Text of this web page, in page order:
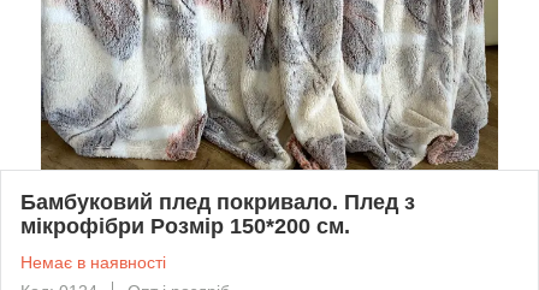
Бамбуковий плед покривало. Плед з
мікрофібри Розмір 150*200 см.
Немає в наявності